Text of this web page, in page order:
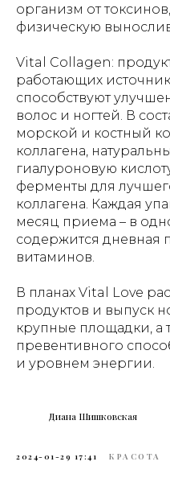
организм от
физическую
Vital Collagen:
работающих
способствуют
волос и ногтей. В
морской и костный
коллагена,
гиалуроновую
ферменты для
коллагена. Каждая
месяц приема – в
содержится
витаминов.
В планах Vital Love
продуктов и выпуск
крупные площадки, а
превентивного
и уровнем энергии.
Диана Шишковская
2024-01-29 17:41 КРАСОТА